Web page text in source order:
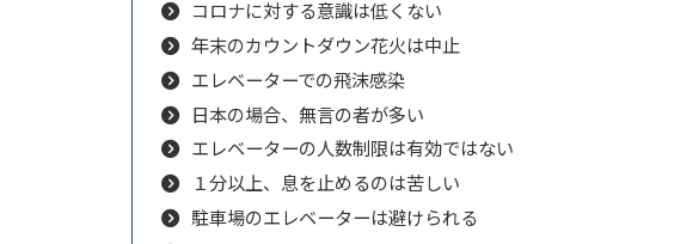
コロナに対する意識は低くない
年末のカウントダウン花火は中止
エレベーターでの飛沫感染
日本の場合、無言の者が多い
エレベーターの人数制限は有効ではない
１分以上、息を止めるのは苦しい
駐車場のエレベーターは避けられる